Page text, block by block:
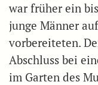
war früher ein
junge Männer
vorbereiteten.
Abschluss bei
im Garten des